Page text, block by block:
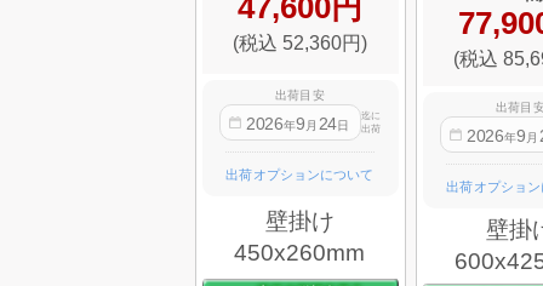
47,600円
(税込 52,360円)
出荷目安
2026年9 月 24日
迄に
出荷
出荷オプションについて
壁掛け
450x260mm
(税込
出荷目
2026年9 月
出荷オプショ
壁掛